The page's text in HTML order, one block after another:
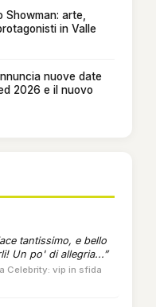
Showman: arte,
in Valle
nuove date
2026 e il nuovo
tantissimo, e bello
Un po' di allegria...”
Celebrity: vip in sfida